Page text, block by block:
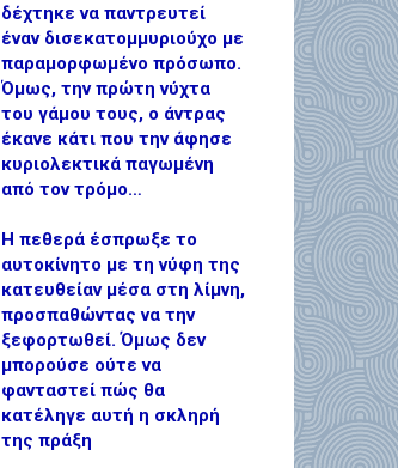
δέχτηκε να παντρευτεί
έναν δισεκατομμυριούχο με
παραμορφωμένο πρόσωπο.
Όμως, την πρώτη νύχτα
του γάμου τους, ο άντρας
έκανε κάτι που την άφησε
κυριολεκτικά παγωμένη
από τον τρόμο…
Η πεθερά έσπρωξε το
αυτοκίνητο με τη νύφη της
κατευθείαν μέσα στη λίμνη,
προσπαθώντας να την
ξεφορτωθεί. Όμως δεν
μπορούσε ούτε να
φανταστεί πώς θα
κατέληγε αυτή η σκληρή
της πράξη